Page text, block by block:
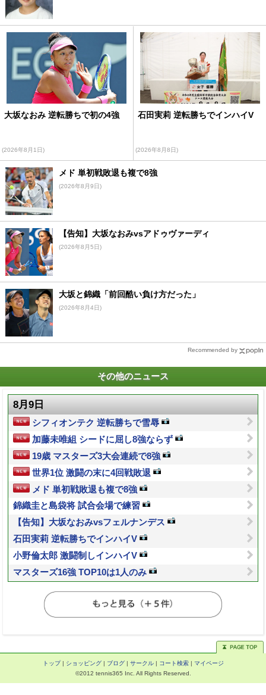
大坂なおみ 逆転勝ちで初の4強
(2026年8月1日)
石田実莉 逆転勝ちでインハイV
(2026年8月8日)
メド 単初戦敗退も複で8強
(2026年8月9日)
【告知】大坂なおみvsアドゥヴァーディ
(2026年8月5日)
大坂と錦織「前回酷い負け方だった」
(2026年8月4日)
Recommended by
その他のニュース
8月9日
シフィオンテク 逆転勝ちで雪辱
加藤未唯組 シードに屈し8強ならず
19歳 マスターズ3大会連続で8強
世界1位 激闘の末に4回戦敗退
メド 単初戦敗退も複で8強
錦織圭と島袋将 試合会場で練習
【告知】大坂なおみvsフェルナンデス
石田実莉 逆転勝ちでインハイV
小野倫太郎 激闘制しインハイV
マスターズ16強 TOP10は1人のみ
トップ| ショッピング| ブログ| サークル| コート検索| マイページ
©2012 tennis365 Inc. All Rights Reserved.